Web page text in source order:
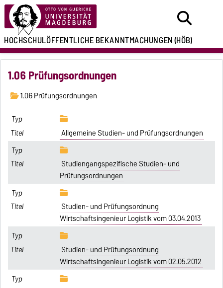
HOCHSCHULÖFFENTLICHEBEKANNTMACHUNGEN(HÖB)
1.06 Prüfungsordnungen
1.06 Prüfungsordnungen
Allgemeine Studien- und Prüfungsordnungen
Studiengangspezifische Studien- und
Prüfungsordnungen
Studien- und Prüfungsordnung
Wirtschaftsingenieur Logistik vom 03.04.2013
Studien- und Prüfungsordnung
Wirtschaftsingenieur Logistik vom 02.05.2012